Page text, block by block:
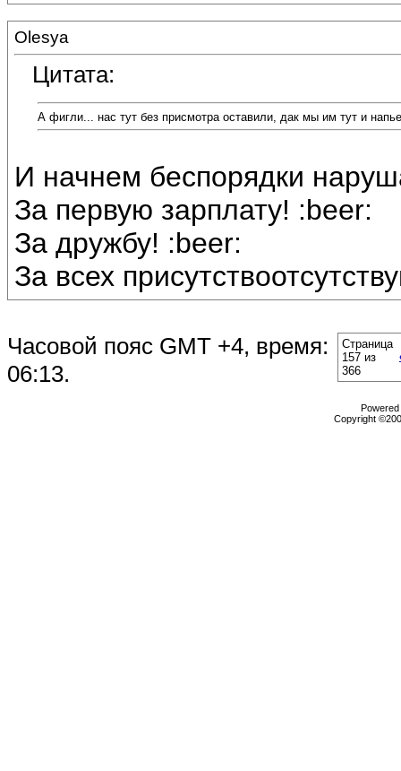
Olesya
Цитата:
А фигли... нас тут без присмотра оставили, дак мы им тут и
И начнем беспорядки
За первую зарплату! :beer:
За дружбу! :beer:
За всех
Часовой пояс GMT +4, время:
06:13.
Страница
157 из
366
Copyright